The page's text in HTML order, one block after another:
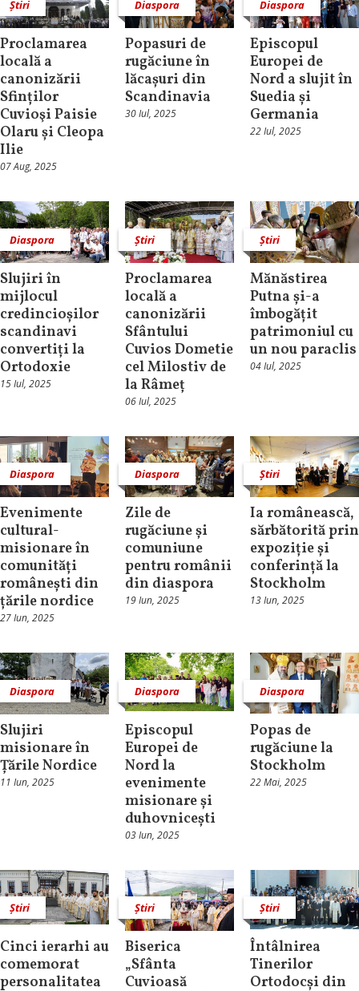
Știri
Proclamarea
locală a
canonizării
Sfinților
Cuvioşi Paisie
Olaru și Cleopa
Ilie
07 Aug, 2025
Diaspora
Popasuri de
rugăciune în
lăcașuri din
Scandinavia
30 Iul, 2025
Diaspora
Episcopul
Europei de
Nord a slujit în
Suedia și
Germania
22 Iul, 2025
Diaspora
Slujiri în
mijlocul
credincioșilor
scandinavi
convertiți la
Ortodoxie
15 Iul, 2025
Știri
Proclamarea
locală a
canonizării
Sfântului
Cuvios Dometie
cel Milostiv de
la Râmeț
06 Iul, 2025
Știri
Mănăstirea
Putna și-a
îmbogățit
patrimoniul cu
un nou paraclis
04 Iul, 2025
Diaspora
Evenimente
cultural-
misionare în
comunități
românești din
țările nordice
27 Iun, 2025
Diaspora
Zile de
rugăciune și
comuniune
pentru românii
din diaspora
19 Iun, 2025
Știri
Ia românească,
sărbătorită prin
expoziție și
conferință la
Stockholm
13 Iun, 2025
Diaspora
Slujiri
misionare în
Țările Nordice
11 Iun, 2025
Diaspora
Episcopul
Europei de
Nord la
evenimente
misionare și
duhovnicești
03 Iun, 2025
Diaspora
Popas de
rugăciune la
Stockholm
22 Mai, 2025
Știri
Cinci ierarhi au
comemorat
personalitatea
Știri
Biserica
„Sfânta
Cuvioasă
Știri
Întâlnirea
Tinerilor
Ortodocși din